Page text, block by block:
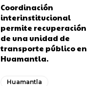
Coordinación
interinstitucional
permite recuperación
de una unidad de
transporte público en
Huamantla.
Huamantla